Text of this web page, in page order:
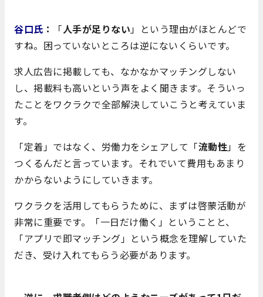
谷口氏 ： 「人手が足りない 」という理由がほとんどで
すね。困っていないところは逆にないくらいです。
求人広告に掲載しても、なかなかマッチングしない
し、掲載料も高いという声をよく聞きます。そういっ
たことをワクラクで全部解決していこうと考えていま
す。
「定着」ではなく、労働力をシェアして「流動性」を
つくるんだと言っています。それでいて費用もあまり
かからないようにしていきます。
ワクラクを活用してもらうために、まずは啓蒙活動が
非常に重要です。「一日だけ働く」ということと、
「アプリで即マッチング」という概念を理解していた
だき、受け入れてもらう必要があります。